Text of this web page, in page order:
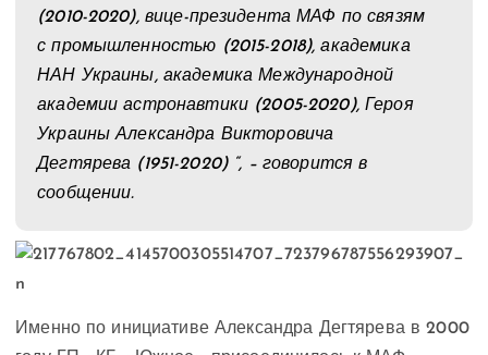
(2010-2020), вице-президента МАФ по связям
с промышленностью (2015-2018), академика
НАН Украины, академика Международной
академии астронавтики (2005-2020), Героя
Украины Александра Викторовича
Дегтярева (1951-2020) “, – говорится в
сообщении.
Именно по инициативе Александра Дегтярева в 2000